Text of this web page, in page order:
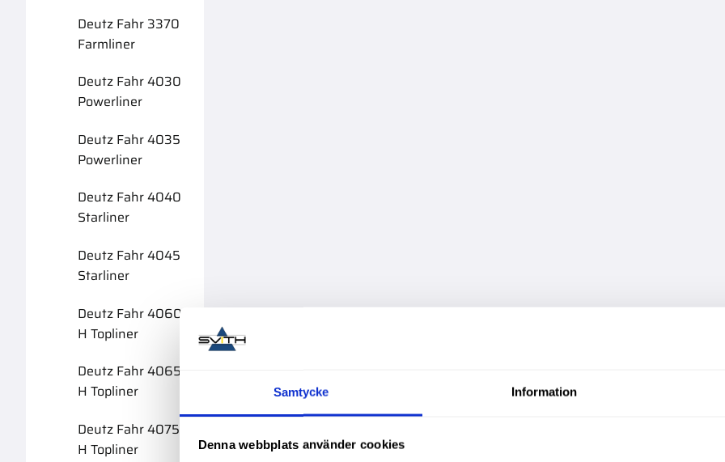
Samtycke Information
Denna webbplats använder cookies
Deutz Fahr 3370
Farmliner
Deutz Fahr 4030
Powerliner
Deutz Fahr 4035
Powerliner
Deutz Fahr 4040
Starliner
Deutz Fahr 4045
Starliner
Deutz Fahr 4060
H Topliner
Deutz Fahr 4065
H Topliner
Deutz Fahr 4075
H Topliner